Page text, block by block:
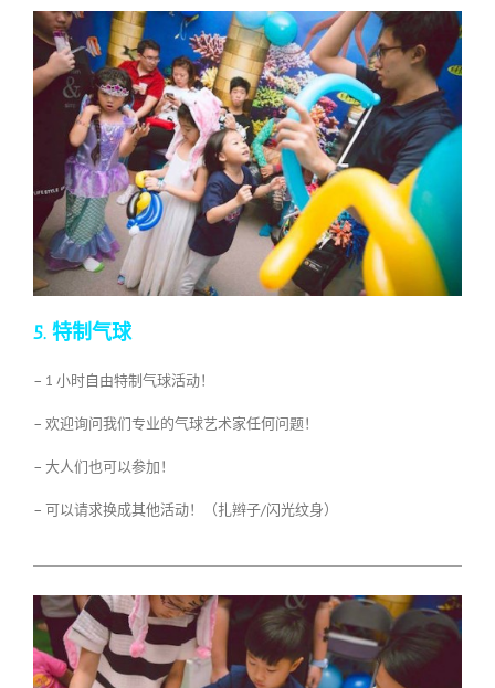
5. 特制气球
– 1 小时自由特制气球活动！
– 欢迎询问我们专业的气球艺术家任何问题！
– 大人们也可以参加！
– 可以请求换成其他活动！（扎辫子/闪光纹身）